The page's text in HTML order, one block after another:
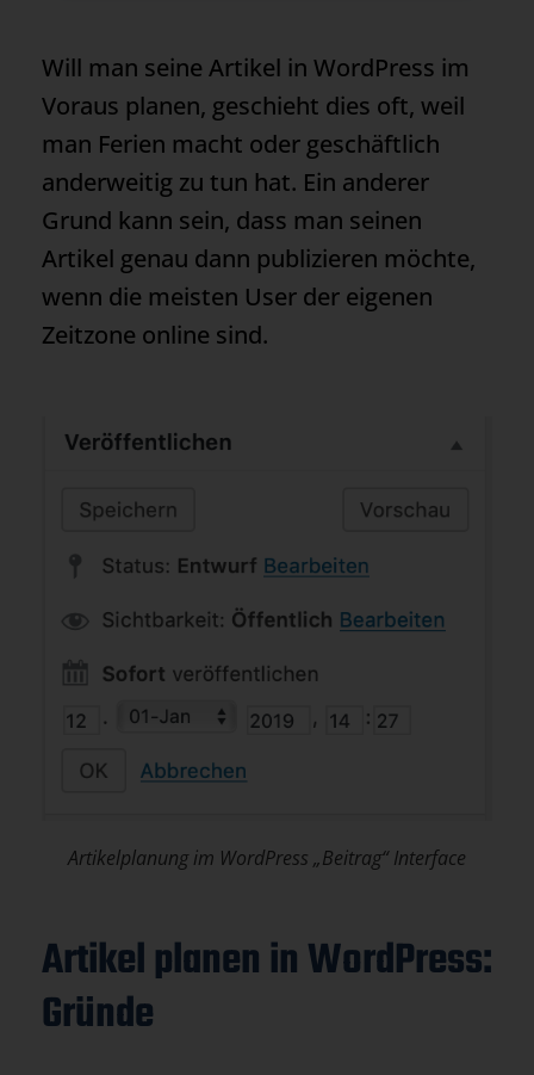
Will man seine Artikel in WordPress im
Voraus planen, geschieht dies oft, weil
man Ferien macht oder geschäftlich
anderweitig zu tun hat. Ein anderer
Grund kann sein, dass man seinen
Artikel genau dann publizieren möchte,
wenn die meisten User der eigenen
Zeitzone online sind.
Artikelplanung im WordPress „Beitrag“ Interface
Artikel planen in WordPress:
Gründe